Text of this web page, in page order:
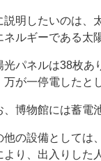
明したいのは、
ネルギーである太
パネルは38枚あ
万が一停電したと
博物館には蓄電
の設備としては
より、出入りした